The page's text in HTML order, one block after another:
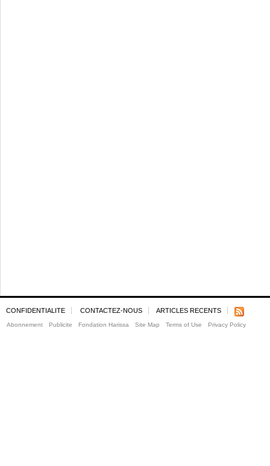
CONFIDENTIALITE CONTACTEZ-NOUS ARTICLES RECENTS
Abonnement Publicite Fondation Harissa Site Map Terms of Use Privacy Policy